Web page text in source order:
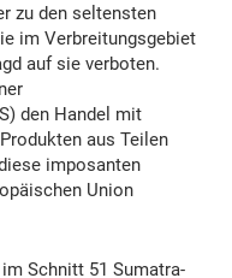
zu den seltensten
im Verbreitungsgebiet
auf sie verboten.
den Handel mit
aus Teilen
imposanten
Union
Schnitt 51 Sumatra-